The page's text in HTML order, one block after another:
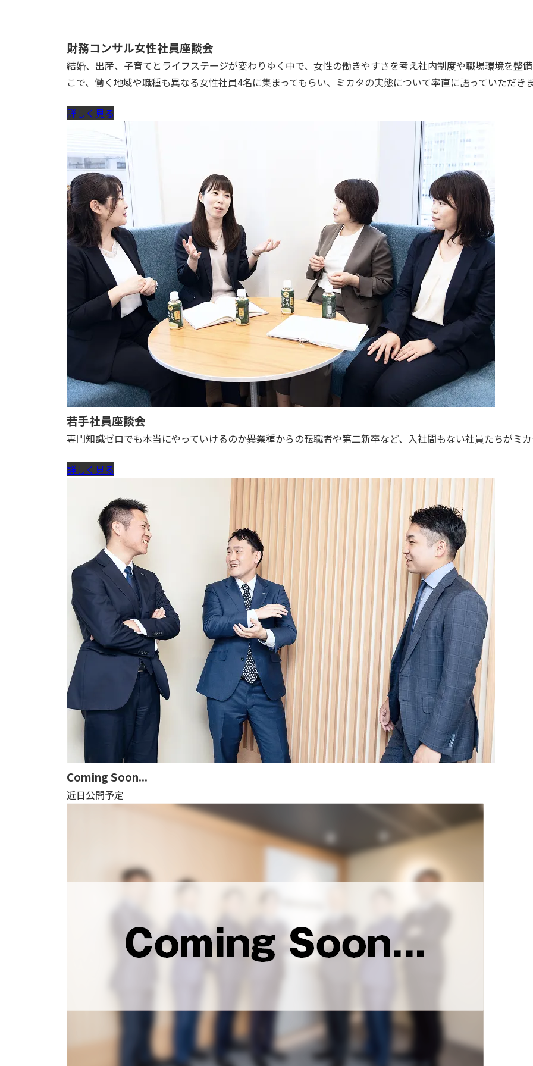
財務コンサル女性社員座談会
結婚、出産、子育てとライフステージが変わりゆく中で、女性の働きやすさを考え社内制度や職場環境を整
こで、働く地域や職種も異なる女性社員4名に集まってもらい、ミカタの実態について率直に語っていただきま
詳しく見る
若手社員座談会
専門知識ゼロでも本当にやっていけるのか――異業種からの転職者や第二新卒など、入社間もない社員たちがミカ
詳しく見る
Coming Soon...
近日公開予定